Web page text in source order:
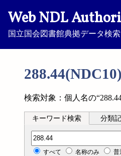
Web NDL
国立国会図書館典拠データ検
検索対象：個人名の
キーワード検索 分類
分類記号検索
すべて 名称のみ 普